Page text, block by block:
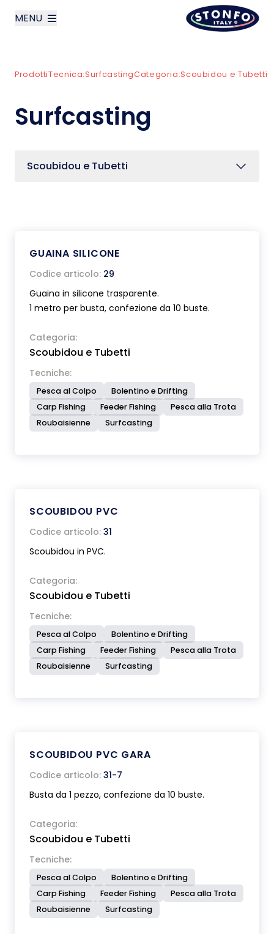
MENU
Prodotti
ProdottiTecnica:SurfcastingCategoria:Scoubidou e Tubetti
Surfcasting
Scoubidou e Tubetti
GUAINA SILICONE
Codice articolo: 29
Guaina in silicone trasparente.
1 metro per busta, confezione da 10 buste.
Categoria:
Scoubidou e Tubetti
Tecniche:
Pesca al Colpo
Bolentino e Drifting
Carp Fishing
Feeder Fishing
Pesca alla Trota
Roubaisienne
Surfcasting
SCOUBIDOU PVC
Codice articolo: 31
Scoubidou in PVC.
Categoria:
Scoubidou e Tubetti
Tecniche:
Pesca al Colpo
Bolentino e Drifting
Carp Fishing
Feeder Fishing
Pesca alla Trota
Roubaisienne
Surfcasting
SCOUBIDOU PVC GARA
Codice articolo: 31-7
Busta da 1 pezzo, confezione da 10 buste.
Categoria:
Scoubidou e Tubetti
Tecniche:
Pesca al Colpo
Bolentino e Drifting
Carp Fishing
Feeder Fishing
Pesca alla Trota
Roubaisienne
Surfcasting